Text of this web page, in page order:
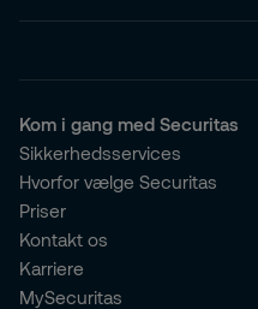
Kom i gang med Securitas
Sikkerhedsservices
Hvorfor vælge Securitas
Priser
Kontakt os
Karriere
MySecuritas